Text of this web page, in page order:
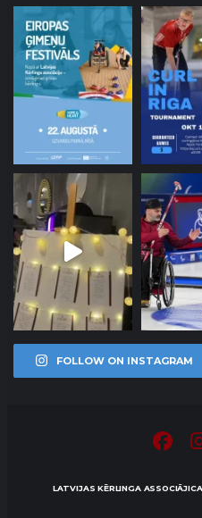
FOLLOW ON INSTAGRAM
LATVIJAS KĒRLINGA